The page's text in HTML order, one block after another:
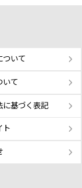
ついて
いて
に基づく表記
ト